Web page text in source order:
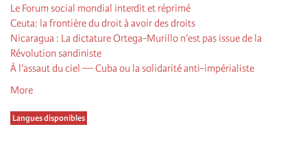
Le Forum social mondial interdit et réprimé
Ceuta: la frontière du droit à avoir des droits
Nicaragua : La dictature Ortega-Murillo n’est pas issue de la
Révolution sandiniste
À l’assaut du ciel — Cuba ou la solidarité anti-impérialiste
More
Langues disponibles